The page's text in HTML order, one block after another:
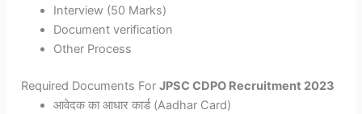
Interview (50 Marks)
Document verification
Other Process
Required Documents ForJPSC CDPO Recruitment 2023
आवेदक का आधार कार्ड (Aadhar Card)